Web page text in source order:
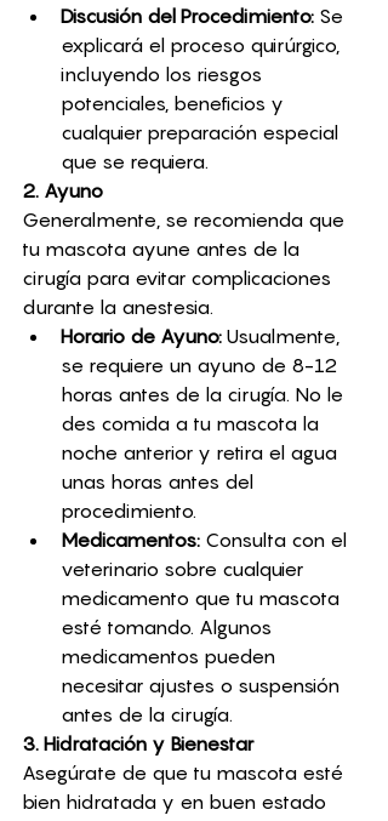
Discusión del Procedimiento: Se
explicará el proceso quirúrgico,
incluyendo los riesgos
potenciales, beneficios y
cualquier preparación especial
que se requiera.
2. Ayuno
Generalmente, se recomienda que
tu mascota ayune antes de la
cirugía para evitar complicaciones
durante la anestesia.
Horario de Ayuno: Usualmente,
se requiere un ayuno de 8-12
horas antes de la cirugía. No le
des comida a tu mascota la
noche anterior y retira el agua
unas horas antes del
procedimiento.
Medicamentos: Consulta con el
veterinario sobre cualquier
medicamento que tu mascota
esté tomando. Algunos
medicamentos pueden
necesitar ajustes o suspensión
antes de la cirugía.
3. Hidratación y Bienestar
Asegúrate de que tu mascota esté
bien hidratada y en buen estado